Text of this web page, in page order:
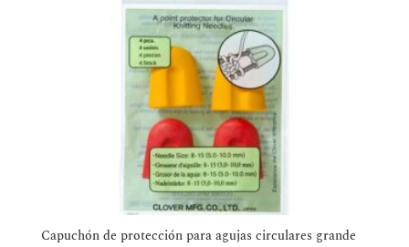
Capuchón de protección para agujas circulares grande